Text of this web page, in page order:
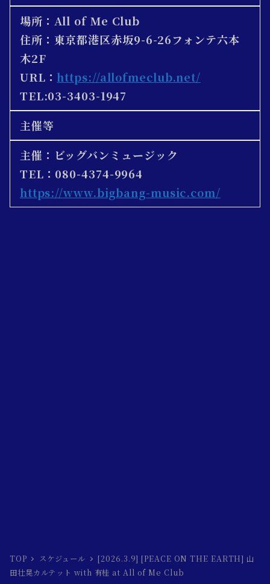
場所：All of Me Club
住所：東京都港区赤坂9-6-26フォンテ六本
木2F
URL： https://allofmeclub.net/
TEL:03-3403-1947
主催等
主催： ビッグバンミュージック
TEL：080-4374-9964
https://www.bigbang-music.com/
TOP スケジュール
[2026.3.9] [PEACE ON THE EARTH] 山
田壮晃カルテット with 有桂 at All of Me Club